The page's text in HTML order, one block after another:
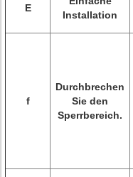
E
Installation
f
Durchbrechen
Sie den
Sperrbereich.